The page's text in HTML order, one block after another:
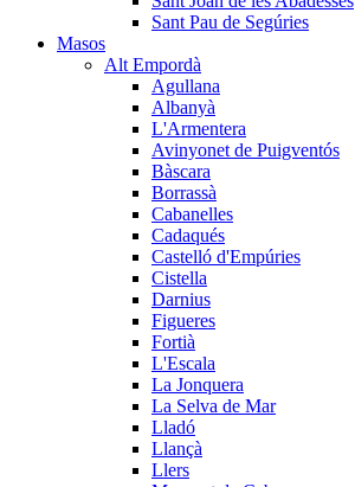
Sant Pau de Segúries
Masos
Alt Empordà
Agullana
Albanyà
L'Armentera
Avinyonet de Puigventós
Bàscara
Borrassà
Cabanelles
Cadaqués
Castelló d'Empúries
Cistella
Darnius
Figueres
Fortià
L'Escala
La Jonquera
La Selva de Mar
Lladó
Llançà
Llers